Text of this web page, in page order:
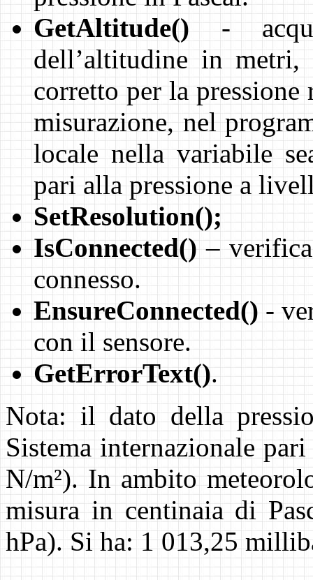
GetAltitude() -
dell’altitudine in metri,
corretto per la
misurazione, nel
locale nella variabile
pari alla pressione a
SetResolution();
IsConnected() –
connesso.
EnsureConnected() -
con il sensore.
GetErrorText().
Nota: il dato della
Sistema internazionale
N/m²). In ambito
misura in centinaia di
hPa). Si ha: 1 013,25